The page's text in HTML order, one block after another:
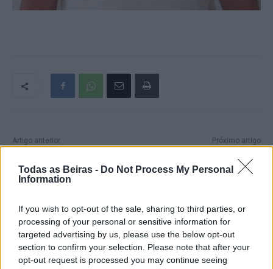
Todas as Beiras - Do Not Process My Personal
Information
If you wish to opt-out of the sale, sharing to third parties, or
processing of your personal or sensitive information for
targeted advertising by us, please use the below opt-out
section to confirm your selection. Please note that after your
opt-out request is processed you may continue seeing
Artigo anterior
do Deão morre no combate
ao incêndio desta Sexta-feira
Próximo artigo
posto em Seia
Artigos Relacionados
Grupo motard “Lobos do Asfalto” vai
realizar, no próximo Sábado, no Parque